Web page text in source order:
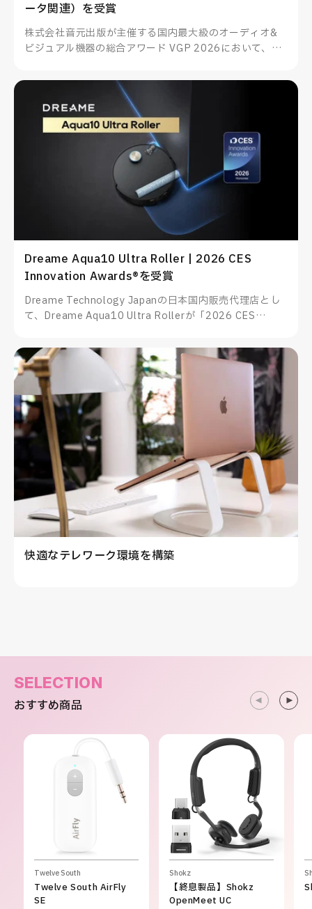
ータ関連）を受賞
株式会社音元出版が主催する国内最大級のオーディオ&
ビジュアル機器の総合アワード VGP 2026において、
ン・PC関連アクセサリー（データ関連）を受賞したこと
をお知らせいたします。
Dreame Aqua10 Ultra Roller | 2026 CES
Innovation Awards®を受賞
Dreame Technology Japanの日本国内販売代理店とし
て、Dreame Aqua10 Ultra Rollerが「2026 CES
します。
快適なテレワーク環境を構築
SELECTION
おすすめ商品
Twelve South
Twelve South AirFly
SE
Shokz
【終息製品】Shokz
OpenMeet UC